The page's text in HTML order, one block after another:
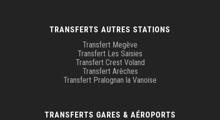
TRANSFERTS AUTRES STATIONS
Transfert Megève
Transfert Les Saisies
Transfert Crest Voland
Transfert Arèches
Transfert Pralognan la Vanoise
TRANSFERTS GARES & AÉROPORTS